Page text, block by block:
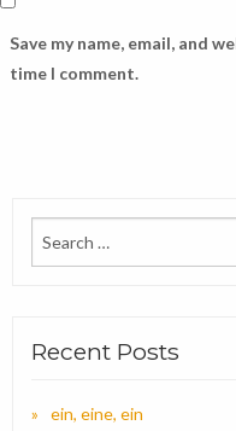
Save my name, email, and
time I comment.
Recent Posts
ein, eine, ein